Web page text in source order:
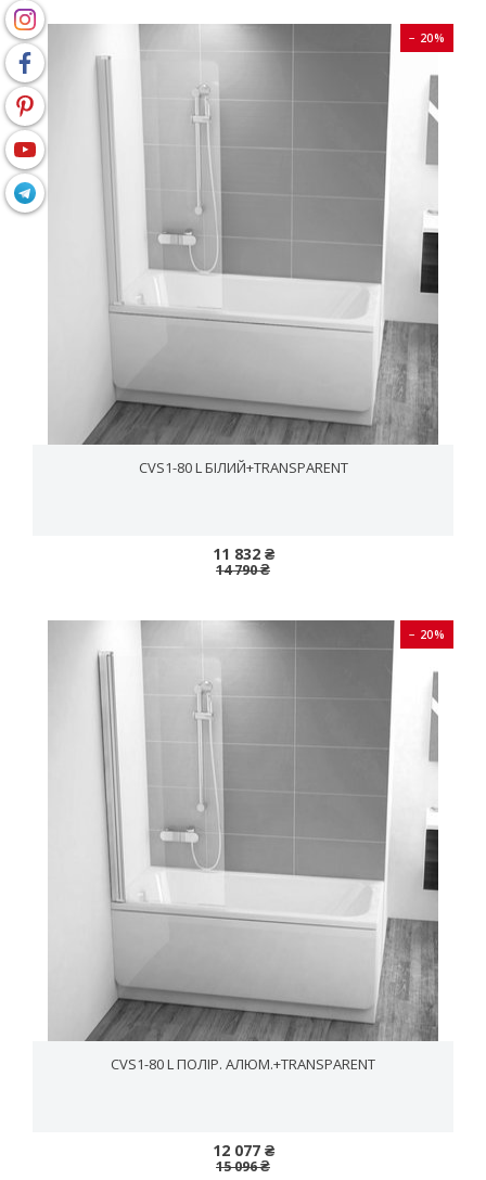
− 20%
CVS1-80 L БІЛИЙ+TRANSPARENT
11 832 ₴
14 790 ₴
− 20%
CVS1-80 L ПОЛІР. АЛЮМ.+TRANSPARENT
12 077 ₴
15 096 ₴